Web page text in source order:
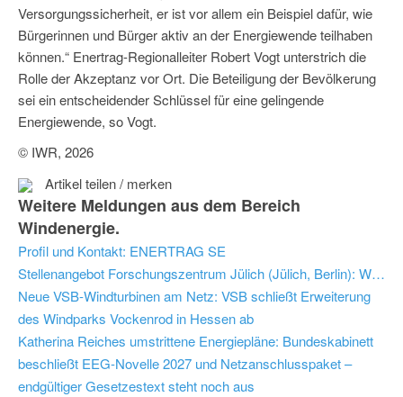
Versorgungssicherheit, er ist vor allem ein Beispiel dafür, wie
Bürgerinnen und Bürger aktiv an der Energiewende teilhaben
können.“ Enertrag-Regionalleiter Robert Vogt unterstrich die
Rolle der Akzeptanz vor Ort. Die Beteiligung der Bevölkerung
sei ein entscheidender Schlüssel für eine gelingende
Energiewende, so Vogt.
© IWR, 2026
Artikel teilen / merken
Weitere Meldungen aus dem Bereich
Windenergie.
Profil und Kontakt: ENERTRAG SE
Stellenangebot Forschungszentrum Jülich (Jülich, Berlin): Wissenschaftliche:r Mitarbeiter:in im Bereich 8. Energie­forschungs­programm (m/w/d)
Neue VSB-Windturbinen am Netz: VSB schließt Erweiterung
des Windparks Vockenrod in Hessen ab
Katherina Reiches umstrittene Energiepläne: Bundeskabinett
beschließt EEG-Novelle 2027 und Netzanschlusspaket –
endgültiger Gesetzestext steht noch aus